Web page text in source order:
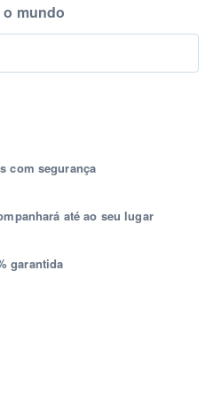
com segurança
até ao seu lugar
garantida
mundo